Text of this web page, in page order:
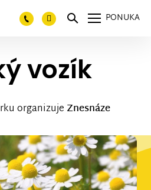
PONUKA
vozík
organizuje Znesnáze